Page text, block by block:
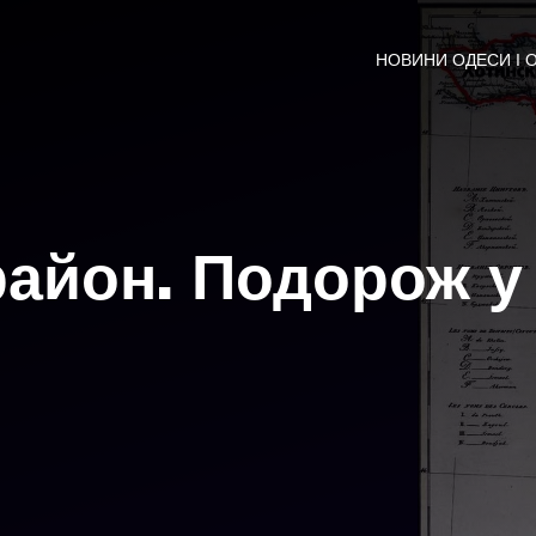
НОВИНИ ОДЕСИ І
Подорож у